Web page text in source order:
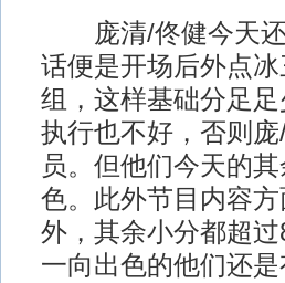
庞清/佟健今天还
话便是开场后外点
组，这样基础分足
执行也不好，否则
员。但他们今天的
色。此外节目内容
外，其余小分都超
一向出色的他们还